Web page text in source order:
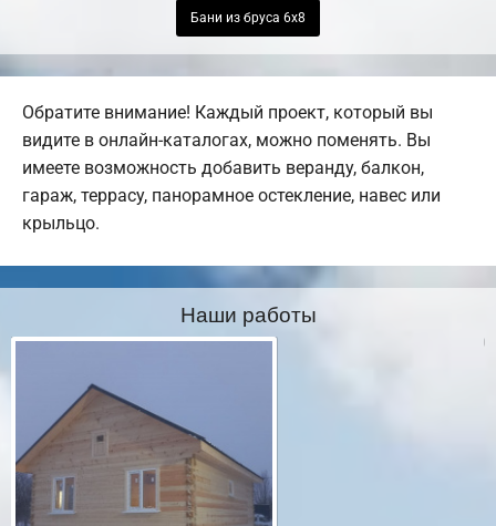
Бани из бруса 6х8
Обратите внимание! Каждый проект, который вы
видите в онлайн-каталогах, можно поменять. Вы
имеете возможность добавить веранду, балкон,
гараж, террасу, панорамное остекление, навес или
крыльцо.
Наши работы